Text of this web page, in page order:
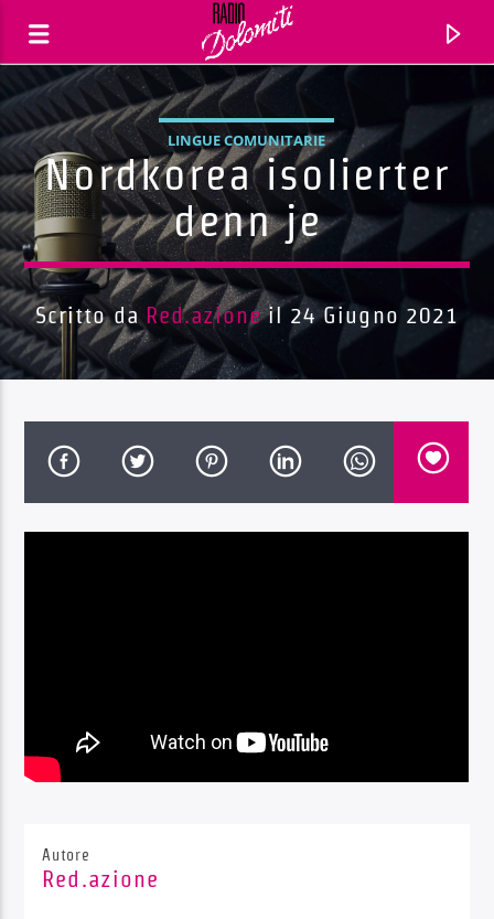
Titolo
Artista
LINGUE COMUNITARIE
Nordkorea isolierter
denn je
Scritto da Red.azioneil 24 Giugno 2021
Autore
Red.azione